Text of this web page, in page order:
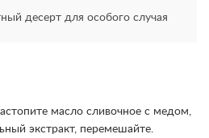
десерт для особого случая
масло сливочное с медом,
экстракт, перемешайте.